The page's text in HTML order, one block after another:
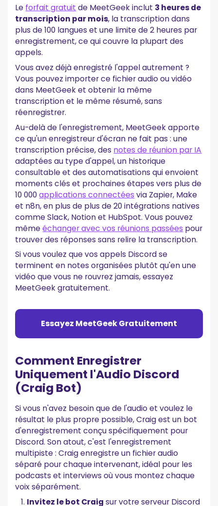
Le forfait gratuit de MeetGeek inclut 3 heures de
transcription par mois, la transcription dans
plus de 100 langues et une limite de 2 heures par
enregistrement, ce qui couvre la plupart des
appels.
Vous avez déjà enregistré l'appel autrement ?
Vous pouvez importer ce fichier audio ou vidéo
dans MeetGeek et obtenir la même
transcription et le même résumé, sans
réenregistrer.
Au-delà de l'enregistrement, MeetGeek apporte
ce qu'un enregistreur d'écran ne fait pas : une
transcription précise, des notes de réunion par IA
adaptées au type d'appel, un historique
consultable et des automatisations qui envoient
moments clés et prochaines étapes vers plus de
10 000applications connectées via Zapier, Make
et n8n, en plus de plus de 20 intégrations natives
comme Slack, Notion et HubSpot. Vous pouvez
mêmeéchanger avec vos réunions passées pour
trouver des réponses sans relire la transcription.
Si vous voulez que vos appels Discord se
terminent en notes organisées plutôt qu'en une
vidéo que vous ne rouvrez jamais, essayez
MeetGeek gratuitement.
Essayez MeetGeek Gratuitement
Comment Enregistrer
Uniquement l'Audio Discord
(Craig Bot)
Si vous n'avez besoin que de l'audio et voulez le
résultat le plus propre possible, Craig est un bot
d'enregistrement conçu spécifiquement pour
Discord. Son atout, c'est l'enregistrement
multipiste : Craig enregistre un fichier audio
séparé pour chaque intervenant, idéal pour les
podcasts et interviews où vous montez chaque
voix séparément.
Invitez le bot Craig sur votre serveur Discord